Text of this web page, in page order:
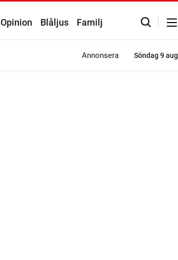
Opinion Blåljus Familj
Annonsera Söndag 9 aug